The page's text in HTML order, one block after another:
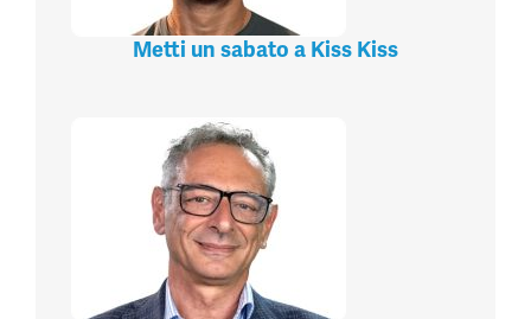
Metti un sabato a Kiss Kiss